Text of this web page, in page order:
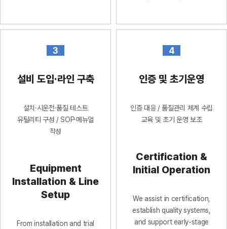
3
설비 도입·라인 구축
설치·시운전·품질 테스트
유틸리티 구성 / SOP·메뉴얼
작성
Equipment
Installation & Line
Setup
From installation and trial
4
인증 및 초기운영
인증 대응 / 품질관리 체계 수립
교육 및 초기 운영 보조
Certification &
Initial Operation
We assist in certification,
establish quality systems,
and support early-stage